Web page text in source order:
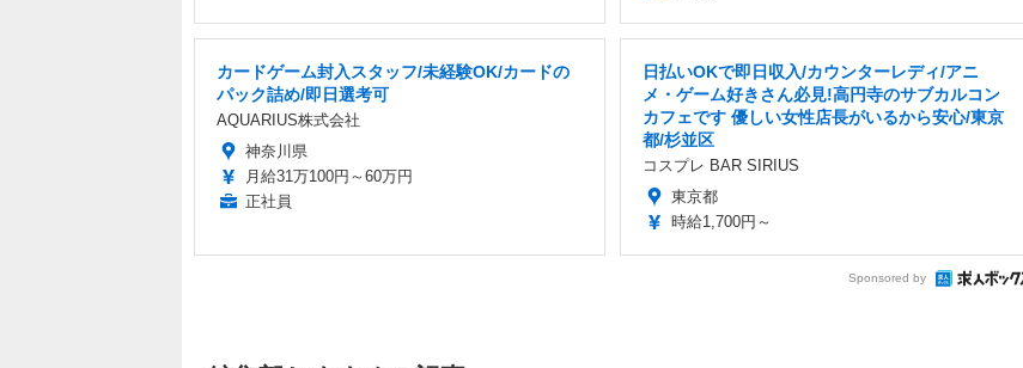
カードゲーム封入スタッフ/未経験OK/カードの
パック詰め/即日選考可
AQUARIUS株式会社
神奈川県
月給31万100円～60万円
正社員
日払いOKで即日収入/カウンターレディ/アニ
メ・ゲーム好きさん必見!高円寺のサブカルコン
カフェです 優しい女性店長がいるから安心/東京
都/杉並区
コスプレ BAR SIRIUS
東京都
時給1,700円～
Sponsored by